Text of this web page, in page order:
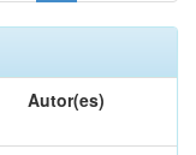
Autor(es)